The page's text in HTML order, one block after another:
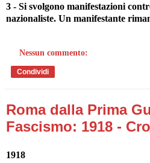
3 - Si svolgono manifestazioni
nazionaliste. Un manifestante
Nessun commento:
Condividi
Roma dalla Prima
Fascismo: 1918 -
1918